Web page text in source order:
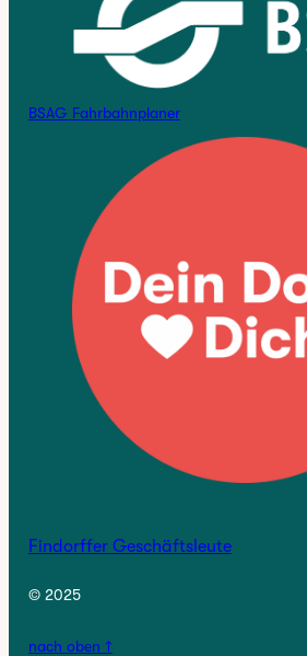
BSAG Fahrbahnplaner
Findorffer Geschäftsleute
© 2025
nach oben ↑